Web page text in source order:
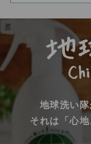
地球洗い
それは「心